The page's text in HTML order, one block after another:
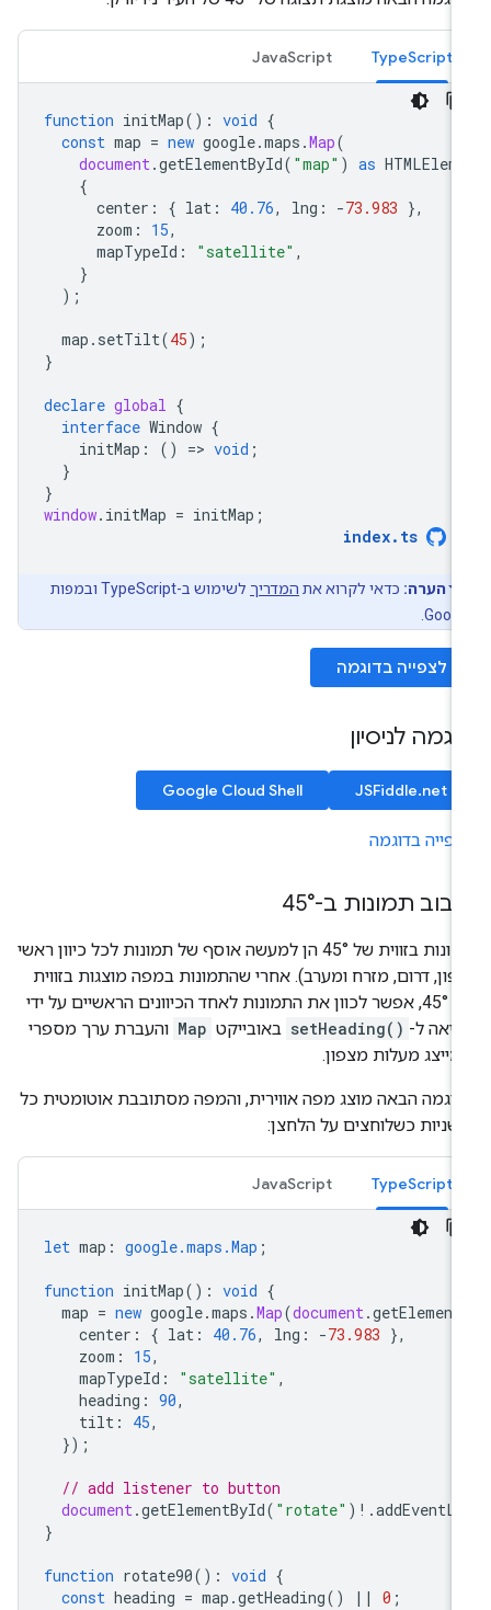
TypeScript
JavaScript
function initMap (): void
const
map = new google.maps.Map
document.getElementById("map") as
center
{ lat: 40.76, lng: -73.983
zoom :
mapTypeId: "satellite"
map.setTilt( 45
declare global
interface Window
initMap : () => void
window.initMap = initMap
index. ts
הערה:כדאי לקרוא אתהמדריך
לשימוש ב-TypeScript ובמפות
לצפייה בדוגמה
לניסיון
JSFiddle.net
Google Cloud Shell
בדוגמה
תמונות ב-45°
תמונות בזווית של 45° הן למעשה אוסף של תמונות לכל כיוון ראשי
דרום, מזרח ומערב). אחרי שהתמונות במפה מוצגות בזווית
של 45°, אפשר לכוון את התמונות לאחד הכיוונים הראשיים על ידי
ל- setHeading() באובייקט Map והעברת ערך מספרי
מעלות מצפון.
הבאה מוצג מפה אווירית, והמפה מסתובבת אוטומטית כל
TypeScript
JavaScript
let map: google.maps.Map
function initMap (): void
map
= new google.maps.Map(document.
center
{ lat: 40.76, lng: -73.983
zoom :
mapTypeId: "satellite"
heading:
tilt:
// add listener to button
document.getElementById("rotate")!.
function rotate90 (): void
const heading = map.getHeading () ||